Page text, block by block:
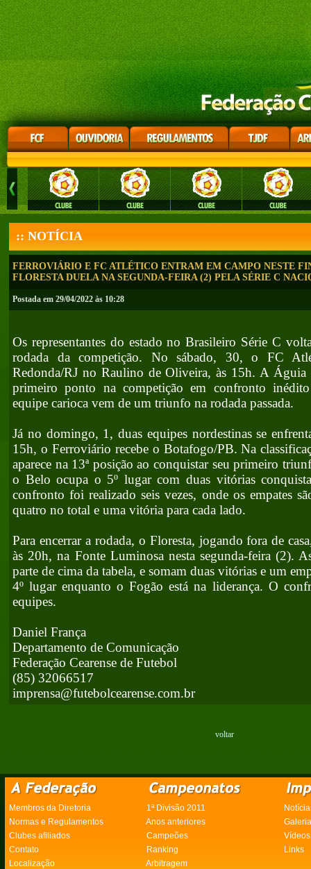
:: NOTÍCIA
FERROVIÁRIO E FC ATLÉTICO ENTRAM EM CAMPO NESTE
FLORESTA DUELA NA SEGUNDA-FEIRA (2) PELA SÉRIE C
Postada em 29/04/2022 às 10:28
Os representantes do estado no Brasileiro Série C
rodada da competição. No sábado, 30, o FC
Redonda/RJ no Raulino de Oliveira, às 15h. A Águia
primeiro ponto na competição em confronto
equipe carioca vem de um triunfo na rodada passada.
Já no domingo, 1, duas equipes nordestinas se
15h, o Ferroviário recebe o Botafogo/PB. Na
aparece na 13ª posição ao conquistar seu primeiro
o Belo ocupa o 5º lugar com duas vitórias
confronto foi realizado seis vezes, onde os empates
quatro no total e uma vitória para cada lado.
Para encerrar a rodada, o Floresta, jogando fora de
às 20h, na Fonte Luminosa nesta segunda-feira (2).
parte de cima da tabela, e somam duas vitórias e um
4º lugar enquanto o Fogão está na liderança. O
equipes.
Daniel França
Departamento de Comunicação
Federação Cearense de Futebol
(85) 32066517
imprensa@futebolcearense.com.br
voltar
Membros da Diretoria 1ª Divisão 2011
Normas e Regulamentos
Anos anteriores
Clubes afiliados
Campeões
Vídeos
Contato
Ranking
Links
Localização
Arbitragem